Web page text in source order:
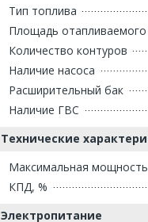
Тип топлива
Площадь
Количество контуров
Наличие насоса
Расширительный бак
Наличие ГВС
Технические
Максимальная
КПД, %
Электропитание